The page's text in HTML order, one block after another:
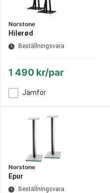
Norstone
Hilerød
Beställningsvara
1 490 kr/par
Jämför
Norstone
Epur
Beställningsvara